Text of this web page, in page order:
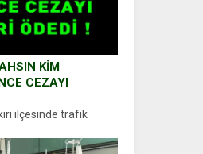
KİM
CEZAYI
ilçesinde trafik
sürücüsünden